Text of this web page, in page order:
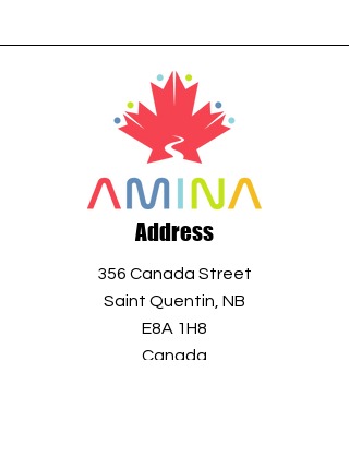
Address
356 Canada Street
Saint Quentin, NB
E8A 1H8
Canada